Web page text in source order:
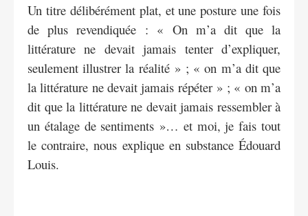
Un titre délibérément plat, et une posture une fois
de plus revendiquée : « On m’a dit que la
littérature ne devait jamais tenter d’expliquer,
seulement illustrer la réalité » ; « on m’a dit que
la littérature ne devait jamais répéter » ; « on m’a
dit que la littérature ne devait jamais ressembler à
un étalage de sentiments »… et moi, je fais tout
le contraire, nous explique en substance Édouard
Louis.